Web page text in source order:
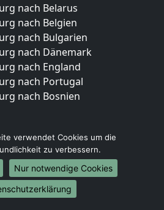
nach Belarus
nach Belgien
nach Bulgarien
nach Dänemark
nach England
nach Portugal
nach Bosnien
nach Lettland
nach Zypern
nach Kroatien
nach Estland
nach Finnland
verwendet Cookies um die
zu verbessern.
Nur notwendige Cookies